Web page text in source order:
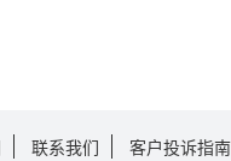
联系我们 客户投诉指南